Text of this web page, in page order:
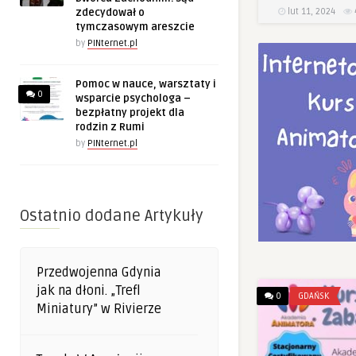
zdecydował o
tymczasowym areszcie
by PINternet.pl
0
Pomoc w nauce, warsztaty i
wsparcie psychologa –
bezpłatny projekt dla
rodzin z Rumi
by PINternet.pl
Ostatnio dodane Artykuły
Przedwojenna Gdynia
jak na dłoni. „Trefl
Miniatury” w Rivierze
lut 11, 2024
0 GDAŃSK